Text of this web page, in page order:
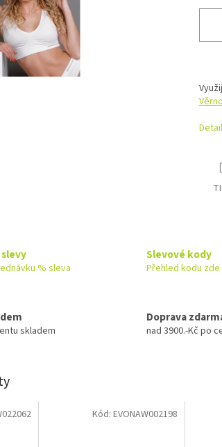
% sleva
Slevové kody
Přehled kodu zde
skladem
Doprava
nad 3900.-Kč po
Kód: EVONAW002198